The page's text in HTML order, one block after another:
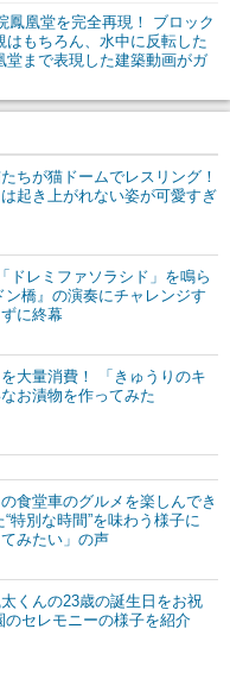
鳳凰堂を完全再現！ ブロック
はもちろん、水中に反転した
堂まで表現した建築動画がガ
ちが猫ドームでレスリング！
起き上がれない姿が可愛すぎ
ドレミファソラシド」を鳴ら
ン橋』の演奏にチャレンジす
に終幕
大量消費！ 「きゅうりのキ
お漬物を作ってみた
食堂車のグルメを楽しんでき
特別な時間”を味わう様子に
みたい」の声
くんの23歳の誕生日をお祝
のセレモニーの様子を紹介